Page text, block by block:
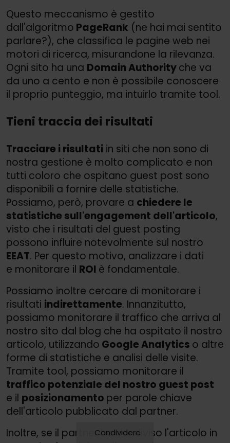
Questo meccanismo è gestito
dall'algoritmo PageRank (ne hai mai sentito
parlare?), che classifica le pagine web nei
motori di ricerca, misurandone la rilevanza.
Ogni sito ha una Domain Authorityche va
da uno a cento e non è possibile conoscere
il proprio punteggio, ma intuirlo tramite tool.
Tieni traccia dei risultati
Tracciare i risultati in siti che non sono di
nostra gestione è molto complicato e non
tutti coloro che ospitano guest post sono
disponibili a fornire delle statistiche.
Possiamo, però, provare a chiedere le
statistiche sull'engagement dell'articolo,
visto che i risultati del guest posting
possono influire notevolmente sul nostro
EEAT. Per questo motivo, analizzare i dati
e monitorare il ROI è fondamentale.
Possiamo inoltre cercare di monitorare i
risultati indirettamente. Innanzitutto,
possiamo monitorare il traffico che arriva al
nostro sito dal blog che ha ospitato il nostro
articolo, utilizzando Google Analytics o altre
forme di statistiche e analisi delle visite.
Tramite tool, possiamo monitorare il
traffico potenziale del nostro guest post
e il posizionamento per parole chiave
dell'articolo pubblicato dal partner.
Inoltre, se il partner ha condiviso l'articolo in
Condividere